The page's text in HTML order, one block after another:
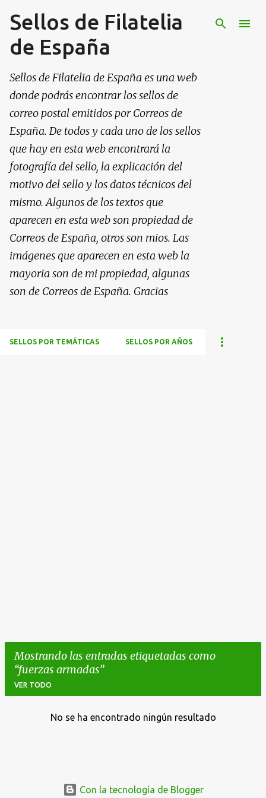
Ir al contenido principal
Sellos de Filatelia
de España
Sellos de Filatelia de España es una web
donde podrás encontrar los sellos de
correo postal emitidos por Correos de
España. De todos y cada uno de los sellos
que hay en esta web encontrará la
fotografía del sello, la explicación del
motivo del sello y los datos técnicos del
mismo. Algunos de los textos que
aparecen en esta web son propiedad de
Correos de España, otros son mios. Las
imágenes que aparecen en esta web la
mayoria son de mi propiedad, algunas
son de Correos de España. Gracias
SELLOS POR TEMÁTICAS SELLOS POR AÑOS
Mostrando las entradas etiquetadas como
fuerzas armadas
VER TODO
No se ha encontrado ningún resultado
Con la tecnología de Blogger